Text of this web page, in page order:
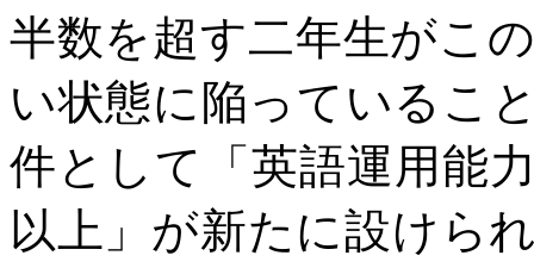
半数を超す二年生がこ
い状態に陥っているこ
件として「英語運用能
以上」が新たに設けら